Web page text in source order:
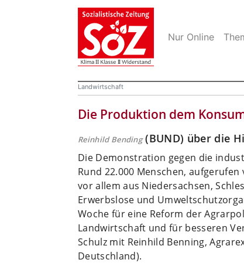
Nur Online
Landwirtschaft
Die Produktion dem
Reinhild Bending(BUND) über die
Die Demonstration gegen die
Rund 22.000 Menschen,
vor allem aus Niedersachsen,
Erwerbslose und
Woche für eine Reform der
Landwirtschaft und für besseren
Schulz mit Reinhild Benning,
Deutschland).